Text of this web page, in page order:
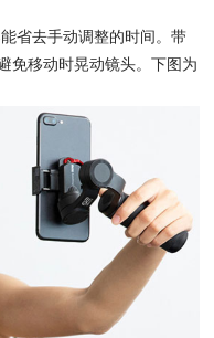
省去手动调整的时间。带
免移动时晃动镜头。下图为